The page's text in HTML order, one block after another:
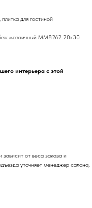
для гостиной
мозаичный MM8262 20х30
интерьера с этой
зависит от веса заказа и
уточняет менеджер салона,